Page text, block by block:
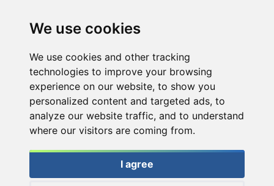
We use cookies
We use cookies and other tracking
technologies to improve your browsing
experience on our website, to show you
personalized content and targeted ads, to
analyze our website traffic, and to understand
where our visitors are coming from.
I agree